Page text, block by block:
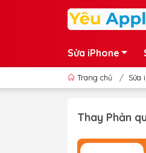
Sửa iPhone
Trang chủ / Sửa
Thay Phản